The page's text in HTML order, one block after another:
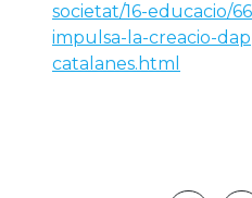
societat/16-educacio/
impulsa-la-creacio-
catalanes.html